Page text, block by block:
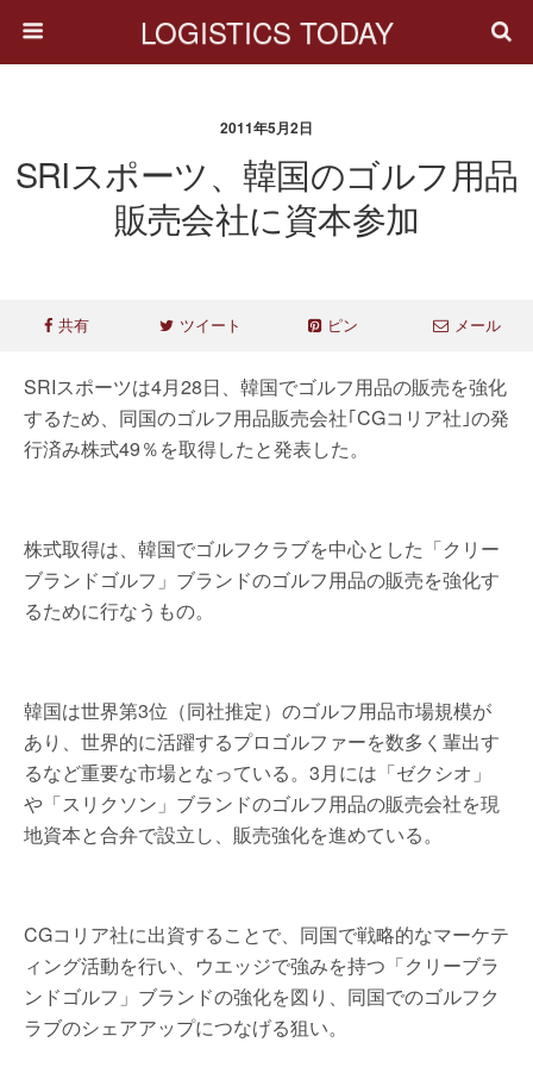
LOGISTICS TODAY
2011年5月2日
SRIスポーツ、韓国のゴルフ用品
販売会社に資本参加
共有 ツイート ピン メール
SRIスポーツは4月28日、韓国でゴルフ用品の販売を強化
するため、同国のゴルフ用品販売会社｢CGコリア社｣の発
行済み株式49％を取得したと発表した。
株式取得は、韓国でゴルフクラブを中心とした「クリー
ブランドゴルフ」ブランドのゴルフ用品の販売を強化す
るために行なうもの。
韓国は世界第3位（同社推定）のゴルフ用品市場規模が
あり、世界的に活躍するプロゴルファーを数多く輩出す
るなど重要な市場となっている。3月には「ゼクシオ」
や「スリクソン」ブランドのゴルフ用品の販売会社を現
地資本と合弁で設立し、販売強化を進めている。
CGコリア社に出資することで、同国で戦略的なマーケテ
ィング活動を行い、ウエッジで強みを持つ「クリーブラ
ンドゴルフ」ブランドの強化を図り、同国でのゴルフク
ラブのシェアアップにつなげる狙い。